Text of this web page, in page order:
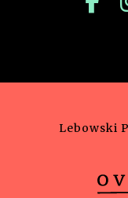
Lebowski